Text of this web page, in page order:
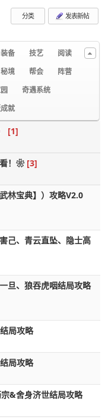
分类 发表新帖
装备 技艺
阅读
秘境 帮会
阵营
奇遇系统
就
[1]
！❀ [3]
林宝典】）攻略V2.0
己、青云直坠、隐士高
旦、狼吞虎咽结局攻略
局攻略
局攻略
&舍身济世结局攻略